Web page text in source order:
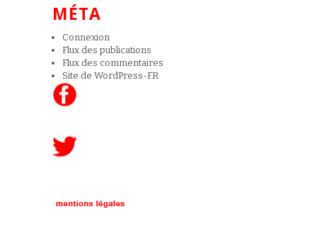
MÉTA
Connexion
Flux des publications
Flux des commentaires
Site de WordPress-FR